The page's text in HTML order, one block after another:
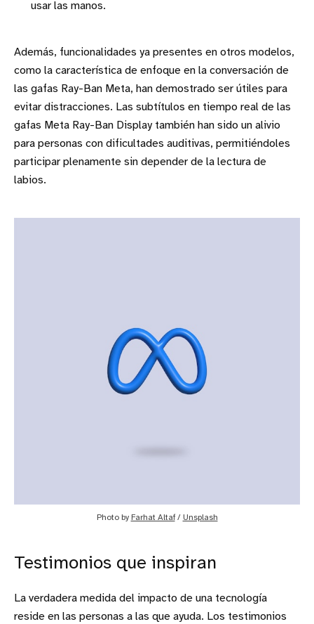
usar las manos.
Además, funcionalidades ya presentes en otros modelos,
como la característica de enfoque en la conversación de
las gafas Ray-Ban Meta, han demostrado ser útiles para
evitar distracciones. Las subtítulos en tiempo real de las
gafas Meta Ray-Ban Display también han sido un alivio
para personas con dificultades auditivas, permitiéndoles
participar plenamente sin depender de la lectura de
labios.
Photo by Farhat Altaf / Unsplash
Testimonios que inspiran
La verdadera medida del impacto de una tecnología
reside en las personas a las que ayuda. Los testimonios